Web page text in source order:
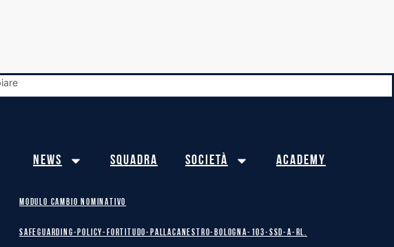
News Squadra Società Academy
MODULO CAMBIO NOMINATIVO
safeguarding-policy-Fortitudo-Pallacanestro-Bologna-103-SSD-A-RL.